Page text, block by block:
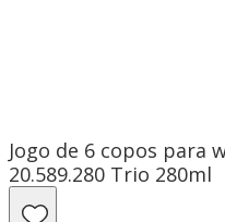
Jogo de 6 copos para
20.589.280 Trio 280ml